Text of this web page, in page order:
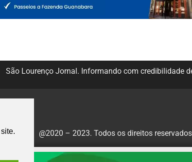
São Lourenço Jornal. Informando com credibilidade
@2020 – 2023. Todos os direitos